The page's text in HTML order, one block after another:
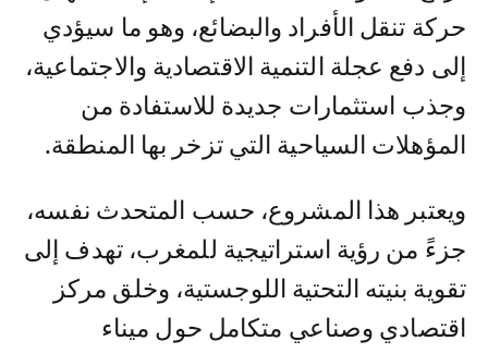
حركة تنقل الأفراد والبضائع، وهو ما سيؤدي
إلى دفع عجلة التنمية الاقتصادية والاجتماعية،
وجذب استثمارات جديدة للاستفادة من
المؤهلات السياحية التي تزخر بها المنطقة.
ويعتبر هذا المشروع، حسب المتحدث نفسه،
جزءً من رؤية استراتيجية للمغرب، تهدف إلى
تقوية بنيته التحتية اللوجستية، وخلق مركز
اقتصادي وصناعي متكامل حول ميناء